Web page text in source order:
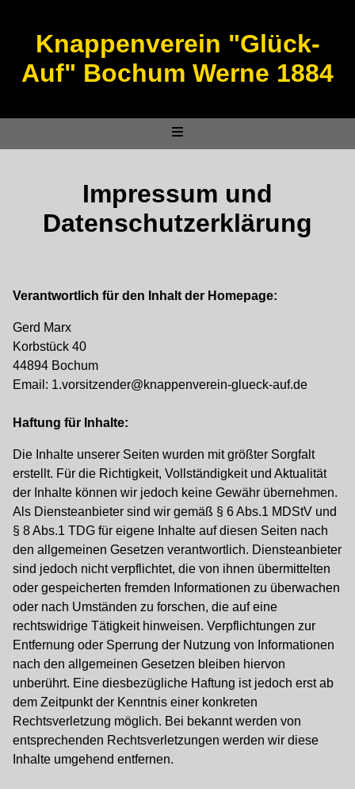
Knappenverein "Glück-
Auf" Bochum Werne 1884
Impressum und
Datenschutzerklärung
Verantwortlich für den Inhalt der Homepage:
Gerd Marx
Korbstück 40
44894 Bochum
Email: 1.vorsitzender@knappenverein-glueck-auf.de
Haftung für Inhalte:
Die Inhalte unserer Seiten wurden mit größter Sorgfalt
erstellt. Für die Richtigkeit, Vollständigkeit und Aktualität
der Inhalte können wir jedoch keine Gewähr übernehmen.
Als Diensteanbieter sind wir gemäß § 6 Abs.1 MDStV und
§ 8 Abs.1 TDG für eigene Inhalte auf diesen Seiten nach
den allgemeinen Gesetzen verantwortlich. Diensteanbieter
sind jedoch nicht verpflichtet, die von ihnen übermittelten
oder gespeicherten fremden Informationen zu überwachen
oder nach Umständen zu forschen, die auf eine
rechtswidrige Tätigkeit hinweisen. Verpflichtungen zur
Entfernung oder Sperrung der Nutzung von Informationen
nach den allgemeinen Gesetzen bleiben hiervon
unberührt. Eine diesbezügliche Haftung ist jedoch erst ab
dem Zeitpunkt der Kenntnis einer konkreten
Rechtsverletzung möglich. Bei bekannt werden von
entsprechenden Rechtsverletzungen werden wir diese
Inhalte umgehend entfernen.